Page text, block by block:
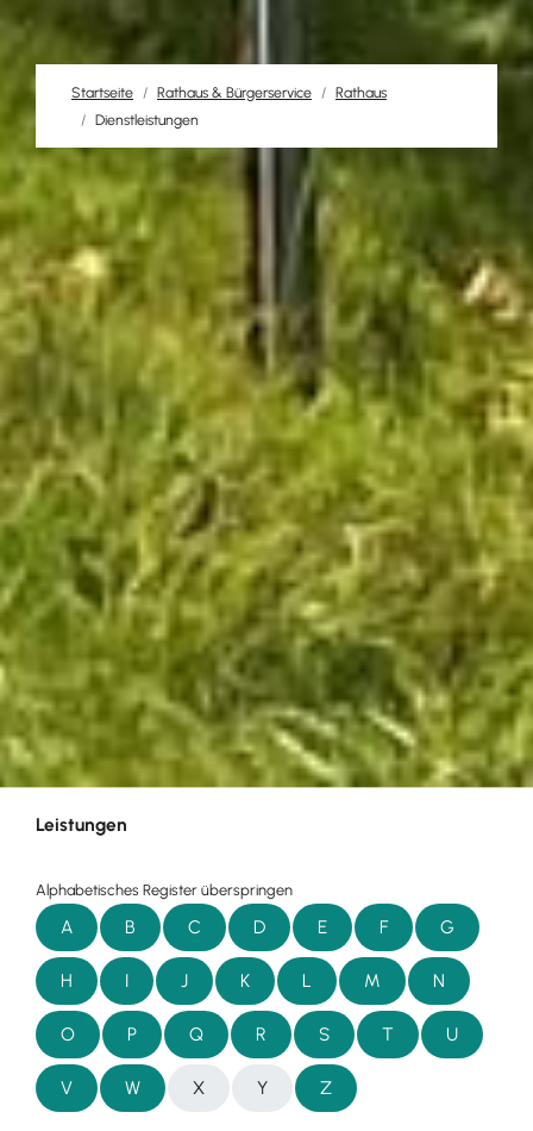
Startseite Rathaus & Bürgerservice
Rathaus
Dienstleistungen
Leistungen
Alphabetisches Register überspringen
A B C D E F G
H I J K L M N
O P Q R S T U
V W X Y Z